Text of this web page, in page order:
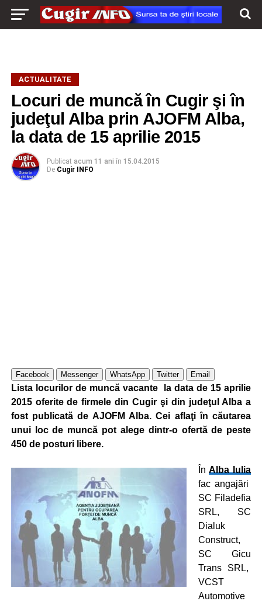
ACTUALITATE
Locuri de muncă în Cugir şi în
judeţul Alba prin AJOFM Alba,
la data de 15 aprilie 2015
Publicat acum 11 ani în 15.04.2015
De Cugir INFO
Facebook Messenger WhatsApp Twitter Email
Lista locurilor de muncă vacante la data de 15 aprilie
2015 oferite de firmele din Cugir şi din judeţul Alba a
fost publicată de AJOFM Alba. Cei aflaţi în căutarea
unui loc de muncă pot alege dintr-o ofertă de peste
450 de posturi libere.
ÎnAlba Iulia
fac angajări
SC Filadefia
SRL, SC
Dialuk
Construct,
SC Gicu
Trans SRL,
VCST
Automotive